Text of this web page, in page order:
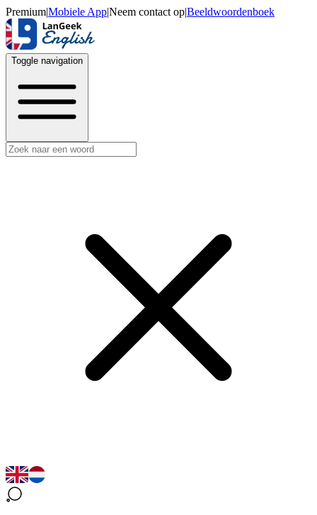
Premium|Mobiele App|Neem contact op|Beeldwoordenboek
Toggle navigation